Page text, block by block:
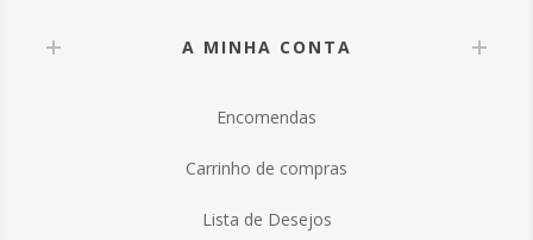
A MINHA CONTA
Encomendas
Carrinho de compras
Lista de Desejos